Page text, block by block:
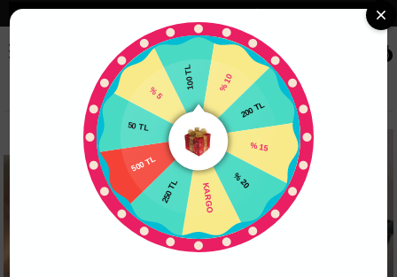
❯
0
ÜST GİYİM KAZAK Gömlek Detaylı Tasarım Kadın Kazak Gri
% 10
200 TL
% 15
% 20
250 TL
500 TL
50 TL
% 5